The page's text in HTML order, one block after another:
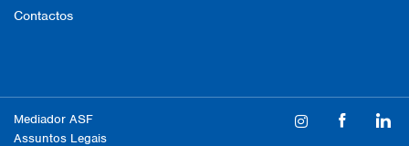
Contactos
Mediador ASF
Assuntos Legais